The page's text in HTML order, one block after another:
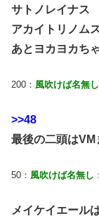
サトノレイナス
アカイトリノム
あとヨカヨカち
200： 風吹けば名無し
>>48
最後の二頭は
50： 風吹けば名無し
メイケイエール